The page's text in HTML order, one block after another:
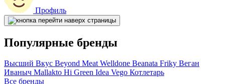
Профиль
Популярные бренды
Высший Вкус Beyond MeatWelldone Beanata Friky Веган
Иваныч Mallakto Hi Green Idea Vego Котлетарь
Все бренды